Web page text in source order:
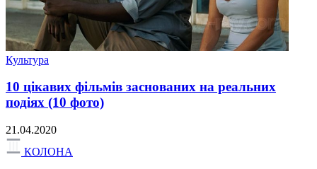
Культура
10 цікавих фільмів заснованих на реальних
подіях (10 фото)
21.04.2020
КОЛОНА